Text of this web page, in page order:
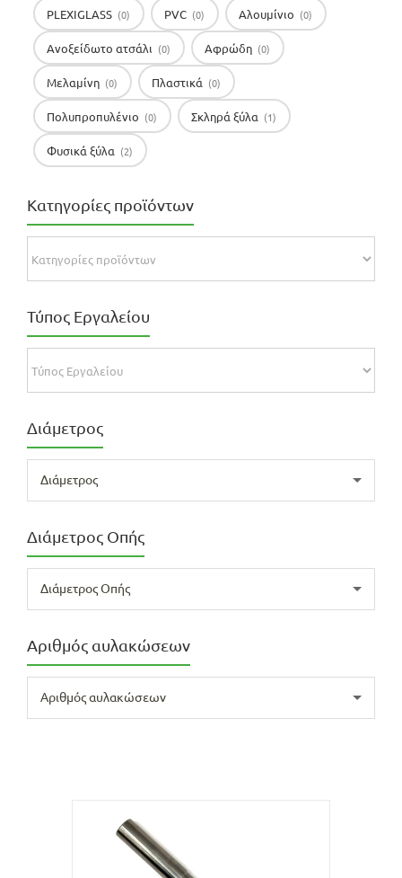
PLEXIGLASS (0) PVC (0) Αλουμίνιο (0)
Ανοξείδωτο ατσάλι (0) Αφρώδη (0)
Μελαμίνη (0) Πλαστικά (0)
Πολυπροπυλένιο (0) Σκληρά ξύλα (1)
Φυσικά ξύλα (2)
Κατηγορίες προϊόντων
Τύπος Εργαλείου
Διάμετρος
Διάμετρος
Διάμετρος Οπής
Διάμετρος Οπής
Αριθμός αυλακώσεων
Αριθμός αυλακώσεων